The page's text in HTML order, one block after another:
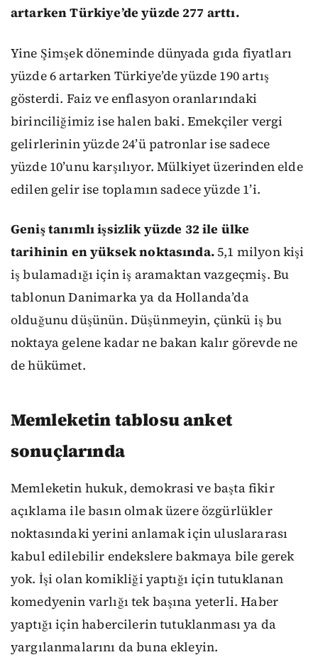
artarken Türkiye’de yüzde 277 arttı.
Yine Şimşek döneminde dünyada gıda fiyatları
yüzde 6 artarken Türkiye’de yüzde 190 artış
gösterdi. Faiz ve enflasyon oranlarındaki
birinciliğimiz ise halen baki. Emekçiler vergi
gelirlerinin yüzde 24’ü patronlar ise sadece
yüzde 10’unu karşılıyor. Mülkiyet üzerinden elde
edilen gelir ise toplamın sadece yüzde 1’i.
Geniş tanımlı işsizlik yüzde 32 ile ülke
tarihinin en yüksek noktasında.5,1 milyon kişi
iş bulamadığı için iş aramaktan vazgeçmiş. Bu
tablonun Danimarka ya da Hollanda’da
olduğunu düşünün. Düşünmeyin, çünkü iş bu
noktaya gelene kadar ne bakan kalır görevde ne
de hükümet.
Memleketin tablosu anket
sonuçlarında
Memleketin hukuk, demokrasi ve başta fikir
açıklama ile basın olmak üzere özgürlükler
noktasındaki yerini anlamak için uluslararası
kabul edilebilir endekslere bakmaya bile gerek
yok. İşi olan komikliği yaptığı için tutuklanan
komedyenin varlığı tek başına yeterli. Haber
yaptığı için habercilerin tutuklanması ya da
yargılanmalarını da buna ekleyin.